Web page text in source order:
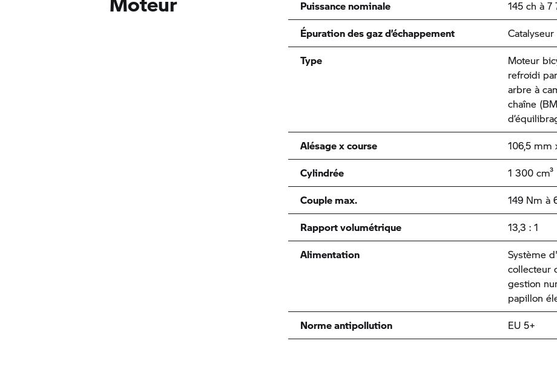
Puissance nominale
145 ch à
Épuration des gaz d’échappement
Type
Moteur
refroidi
arbre à
chaîne
Alésage x course
106,5 mm
Cylindrée
1 300 cm³
Couple max.
149 Nm à
Rapport volumétrique
13,3 : 1
Alimentation
Système
collecteur
gestion
papillon
Norme antipollution
EU 5+